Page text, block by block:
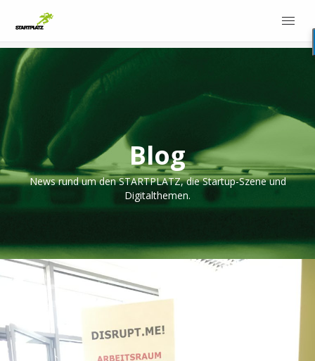
Blog
News rund um den STARTPLATZ, die Startup-Szene und
Digitalthemen.